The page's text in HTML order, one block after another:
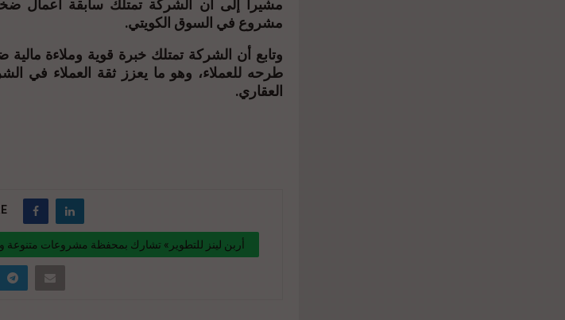
مشروع في السوق الكويتي.
وتابع أن الشركة تمتلك خبرة قوية وملاءة
طرحه للعملاء، وهو ما يعزز ثقة العملاء في
العقاري.